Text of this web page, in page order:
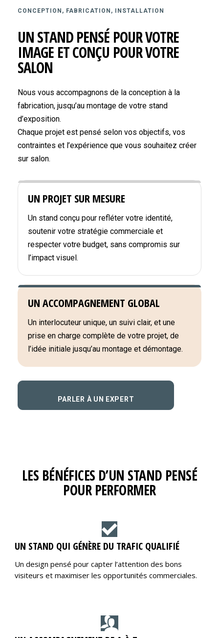
CONCEPTION, FABRICATION, INSTALLATION
UN STAND PENSÉ POUR VOTRE
IMAGE ET CONÇU POUR VOTRE
SALON
Nous vous accompagnons de la conception à la
fabrication, jusqu’au montage de votre stand
d’exposition.
Chaque projet est pensé selon vos objectifs, vos
contraintes et l’expérience que vous souhaitez créer
sur salon.
UN PROJET SUR MESURE
Un stand conçu pour refléter votre identité,
soutenir votre stratégie commerciale et
respecter votre budget, sans compromis sur
l’impact visuel.
UN ACCOMPAGNEMENT GLOBAL
Un interlocuteur unique, un suivi clair, et une
prise en charge complète de votre projet, de
l’idée initiale jusqu’au montage et démontage.
PARLER À UN EXPERT
LES BÉNÉFICES D’UN STAND PENSÉ
POUR PERFORMER
UN STAND QUI GÉNÈRE DU TRAFIC QUALIFIÉ
Un design pensé pour capter l’attention des bons
visiteurs et maximiser les opportunités commerciales.